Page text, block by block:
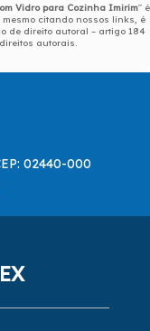
Vidro para Cozinha Imirim" é
citando nossos links, é
de direito autoral – artigo 184
autorais
02440-000